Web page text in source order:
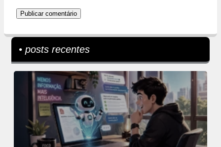
• posts recentes